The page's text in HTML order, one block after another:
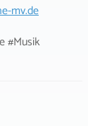
mv.de
#Musik